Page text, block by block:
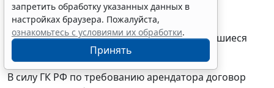
Иск был удовлетворен.
Кассационная инстанция оставила состоявшиеся
судебные акты без изменения.
В силу ГК РФ по требованию арендатора договор
запретить обработку указанных данных в
настройках браузера. Пожалуйста,
ознакомьтесь с условиями их обработки.
Принять